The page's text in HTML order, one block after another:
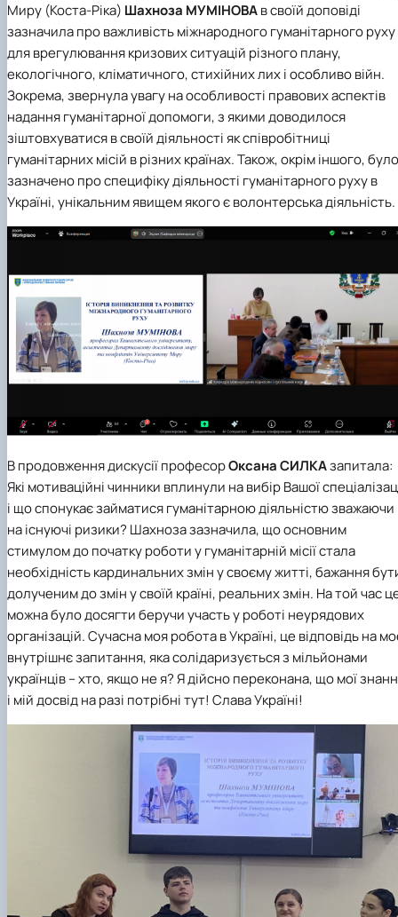
Миру (Коста-Ріка) Шахноза МУМІНОВАв своїй доповіді
зазначила про важливість міжнародного гуманітарного руху
для врегулювання кризових ситуацій різного плану,
екологічного, кліматичного, стихійних лих і особливо війн.
Зокрема, звернула увагу на особливості правових аспектів
надання гуманітарної допомоги, з якими доводилося
зіштовхуватися в своїй діяльності як співробітниці
гуманітарних місій в різних країнах. Також, окрім іншого, було
зазначено про специфіку діяльності гуманітарного руху в
Україні, унікальним явищем якого є волонтерська діяльність.
В продовження дискусії професорОксана СИЛКАзапитала:
Які мотиваційні чинники вплинули на вибір Вашої
і що спонукає займатися гуманітарною діяльністю зважаючи
на існуючі ризики? Шахноза зазначила, що основним
стимулом до початку роботи у гуманітарній місії стала
необхідність кардинальних змін у своєму житті, бажання
долученим до змін у своїй країні, реальних змін. На той час
можна було досягти беручи участь у роботі неурядових
організацій. Сучасна моя робота в Україні, це відповідь на
внутрішнє запитання, яка солідаризується з мільйонами
українців – хто, якщо не я? Я дійсно переконана, що мої
і мій досвід на разі потрібні тут! Слава Україні!